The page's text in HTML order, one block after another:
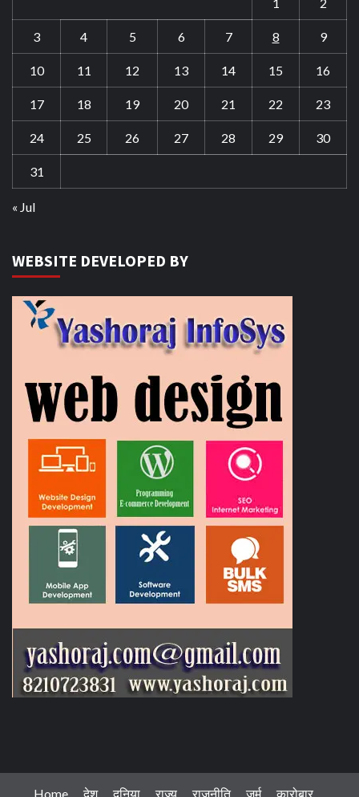
3 4 5 6 7 8 9
10 11 12 13 14 15 16
17 18 19 20 21 22 23
24 25 26 27 28 29 30
31
« Jul
WEBSITE DEVELOPED BY
Home देश दुनिया राज्य राजनीति जुर्म कारोबार